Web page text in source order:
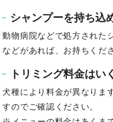
シャンプーを持ち込
動物病院などで処方された
などがあれば、お持ちくだ
トリミング料金はい
犬種により料金が異なりま
すのでご確認ください。